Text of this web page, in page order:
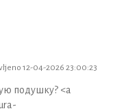
12-04-2026 23:00:23
подушку? <a